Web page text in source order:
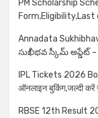
PM Scholarship
Form,Eligibility,Last
Annadata
సుఖీభవ స్కీమ్ అప్డేట్
IPL Tickets 2026
ऑनलाइन बुकिंग,जल्दी करें
RBSE 12th Result